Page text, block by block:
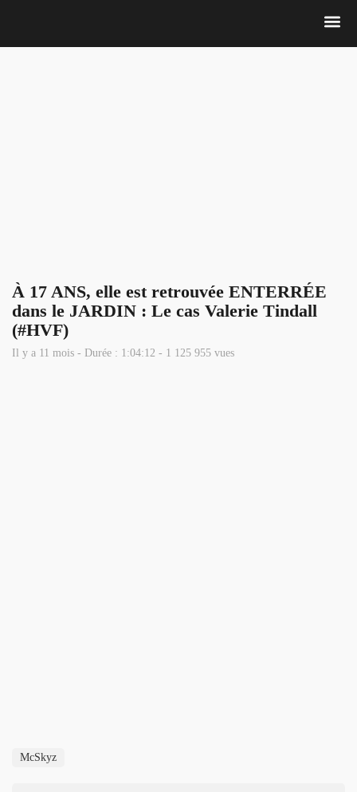
À 17 ANS, elle est retrouvée ENTERRÉE
dans le JARDIN : Le cas Valerie Tindall
(#HVF)
Il y a 11 mois - Durée : 1:04:12 - 1 125 955 vues
McSkyz